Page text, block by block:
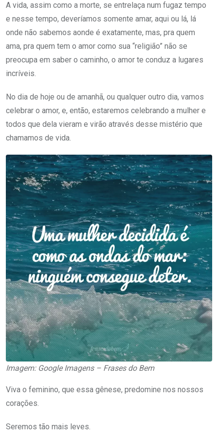
A vida, assim como a morte, se entrelaça num fugaz tempo
e nesse tempo, deveríamos somente amar, aqui ou lá, lá
onde não sabemos aonde é exatamente, mas, pra quem
ama, pra quem tem o amor como sua “religião” não se
preocupa em saber o caminho, o amor te conduz a lugares
incríveis.
No dia de hoje ou de amanhã, ou qualquer outro dia, vamos
celebrar o amor, e, então, estaremos celebrando a mulher e
todos que dela vieram e virão através desse mistério que
chamamos de vida.
Imagem: Google Imagens – Frases do Bem
Viva o feminino, que essa gênese, predomine nos nossos
corações.
Seremos tão mais leves.